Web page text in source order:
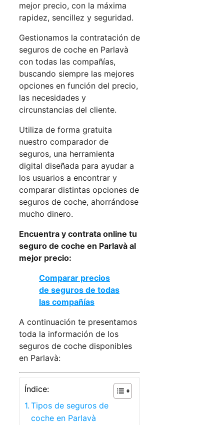
mejor precio, con la máxima
rapidez, sencillez y seguridad.
Gestionamos la contratación de
seguros de coche en Parlavà
con todas las compañías,
buscando siempre las mejores
opciones en función del precio,
las necesidades y
circunstancias del cliente.
Utiliza de forma gratuita
nuestro comparador de
seguros, una herramienta
digital diseñada para ayudar a
los usuarios a encontrar y
comparar distintas opciones de
seguros de coche, ahorrándose
mucho dinero.
Encuentra y contrata online tu
seguro de coche en Parlavà al
mejor precio:
Comparar precios
de seguros de todas
las compañías
A continuación te presentamos
toda la información de los
seguros de coche disponibles
en Parlavà:
Índice:
Tipos de seguros de
coche en Parlavà